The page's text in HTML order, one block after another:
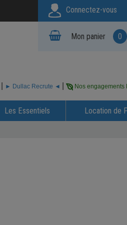
Connectez-vous
Mon panier 0
► Dullac Recrute ◄ Nos engagements
Les Essentiels Location de